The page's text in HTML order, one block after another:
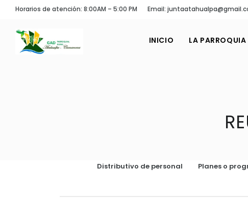
Horarios de atención: 8:00AM – 5:00 PM Email:
INICIO LA PARROQUIA
Distributivo de personal Planes o